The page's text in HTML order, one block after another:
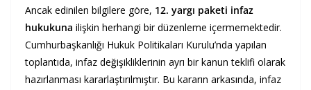
Ancak edinilen bilgilere göre, 12. yargı paketi infaz
hukukuna ilişkin herhangi bir düzenleme içermemektedir.
Cumhurbaşkanlığı Hukuk Politikaları Kurulu’nda yapılan
toplantıda, infaz değişikliklerinin ayrı bir kanun teklifi olarak
hazırlanması kararlaştırılmıştır. Bu kararın arkasında, infaz